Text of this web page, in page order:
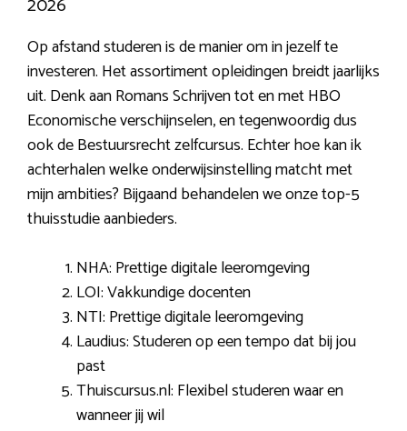
2026
Op afstand studeren is de manier om in jezelf te
investeren. Het assortiment opleidingen breidt jaarlijks
uit. Denk aan Romans Schrijven tot en met HBO
Economische verschijnselen, en tegenwoordig dus
ook de Bestuursrecht zelfcursus. Echter hoe kan ik
achterhalen welke onderwijsinstelling matcht met
mijn ambities? Bijgaand behandelen we onze top-5
thuisstudie aanbieders.
NHA: Prettige digitale leeromgeving
LOI: Vakkundige docenten
NTI: Prettige digitale leeromgeving
Laudius: Studeren op een tempo dat bij jou
past
Thuiscursus.nl: Flexibel studeren waar en
wanneer jij wil